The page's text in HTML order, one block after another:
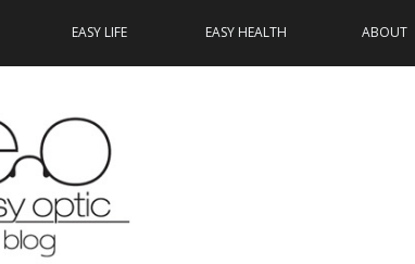
EASY LIFE EASY HEALTH ABOUT